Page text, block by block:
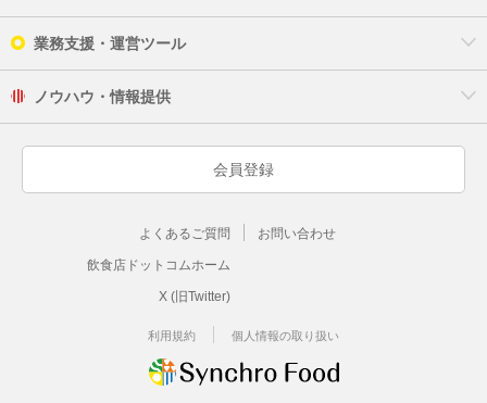
業務支援・運営ツール
ノウハウ・情報提供
会員登録
よくあるご質問 お問い合わせ
飲食店ドットコムホーム
X (旧Twitter)
利用規約 個人情報の取り扱い